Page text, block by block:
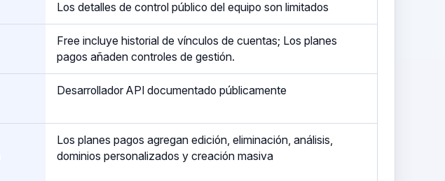
Los detalles de control público del equipo son limitados
Free incluye historial de vínculos de cuentas; Los planes
pagos añaden controles de gestión.
Desarrollador API documentado públicamente
Los planes pagos agregan edición, eliminación, análisis,
dominios personalizados y creación masiva